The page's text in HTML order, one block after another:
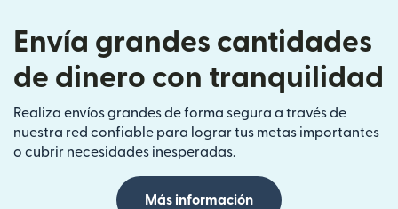
Envía grandes cantidades
de dinero con tranquilidad
Realiza envíos grandes de forma segura a través de
nuestra red confiable para lograr tus metas importantes
o cubrir necesidades inesperadas.
Más información